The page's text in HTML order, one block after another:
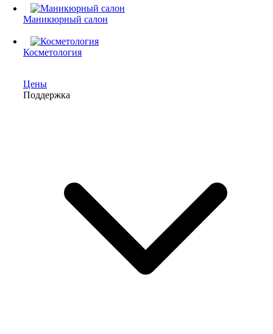
Маникюрный салон
Косметология
Цены
Поддержка